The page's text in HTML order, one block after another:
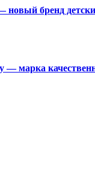
новый бренд
— марка